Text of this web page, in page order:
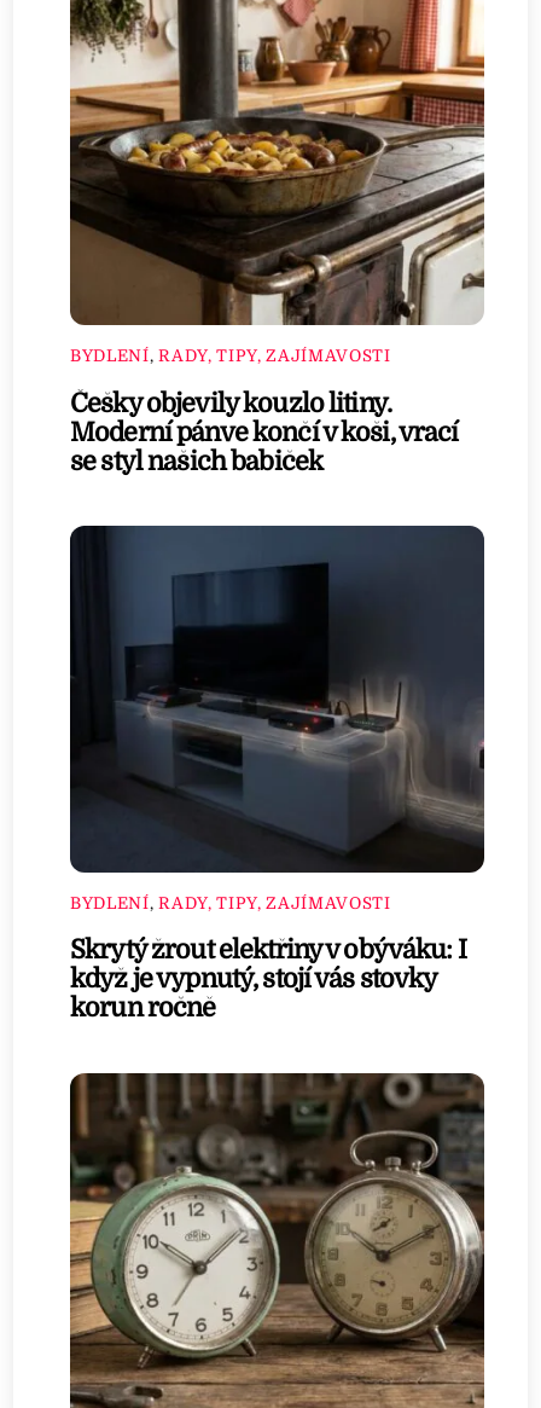
BYDLENÍ,RADY, TIPY, ZAJÍMAVOSTI
Češky objevily kouzlo litiny.
Moderní pánve končí v koši, vrací
se styl našich babiček
BYDLENÍ,RADY, TIPY, ZAJÍMAVOSTI
Skrytý žrout elektřiny v obýváku: I
když je vypnutý, stojí vás stovky
korun ročně